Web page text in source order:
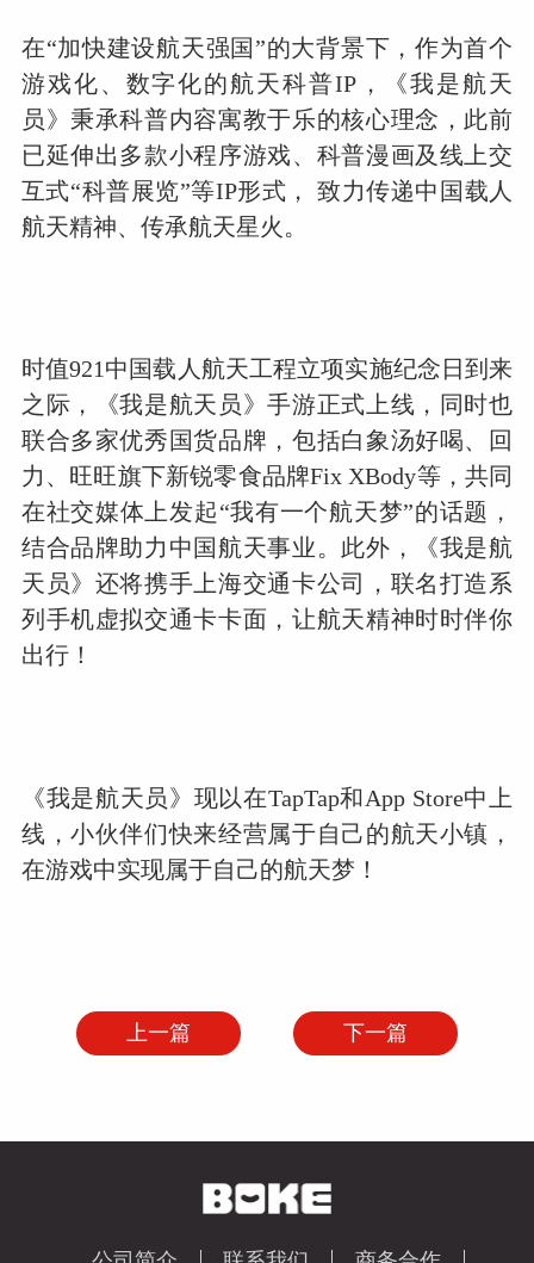
在“加快建设航天强国”的大背景下，作为首个
游戏化、数字化的航天科普IP，《我是航天
员》秉承科普内容寓教于乐的核心理念，此前
已延伸出多款小程序游戏、科普漫画及线上交
互式“科普展览”等IP形式， 致力传递中国载人
航天精神、传承航天星火。
时值921中国载人航天工程立项实施纪念日到来
之际，《我是航天员》手游正式上线，同时也
联合多家优秀国货品牌，包括白象汤好喝、回
力、旺旺旗下新锐零食品牌Fix XBody等，共同
在社交媒体上发起“我有一个航天梦”的话题，
结合品牌助力中国航天事业。此外，《我是航
天员》还将携手上海交通卡公司，联名打造系
列手机虚拟交通卡卡面，让航天精神时时伴你
出行！
《我是航天员》现以在TapTap和App Store中上
线，小伙伴们快来经营属于自己的航天小镇，
在游戏中实现属于自己的航天梦！
上一篇 下一篇